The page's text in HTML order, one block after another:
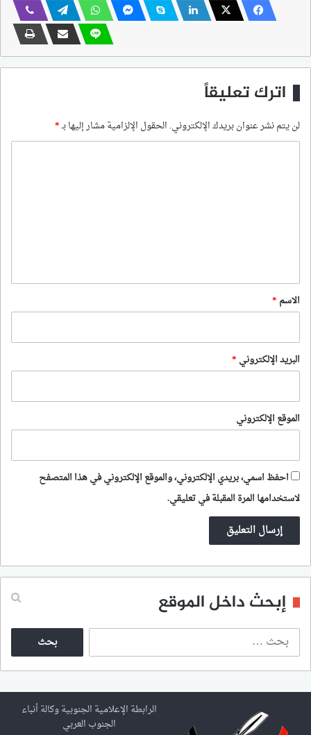
اترك تعليقاً
لن يتم نشر عنوان بريدك الإلكتروني. الحقول الإلزامية مشار إليها بـ*
*
الاسم *
البريد الإلكتروني *
الموقع الإلكتروني
احفظ اسمي، بريدي الإلكتروني، والموقع الإلكتروني في هذا المتصفح
لاستخدامها المرة المقبلة في تعليقي.
إبحث داخل الموقع
ث
ع
ن
الرابطة الإعلامية الجنوبية وكالة أنباء
الجنوب العربي